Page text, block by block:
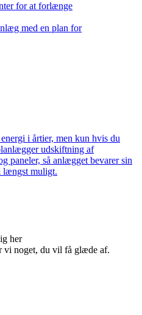
for at forlænge
med en plan for
i årtier, men kun hvis du
udskiftning af
paneler, så anlægget bevarer sin
længst muligt.
her
vi noget, du vil få glæde af.